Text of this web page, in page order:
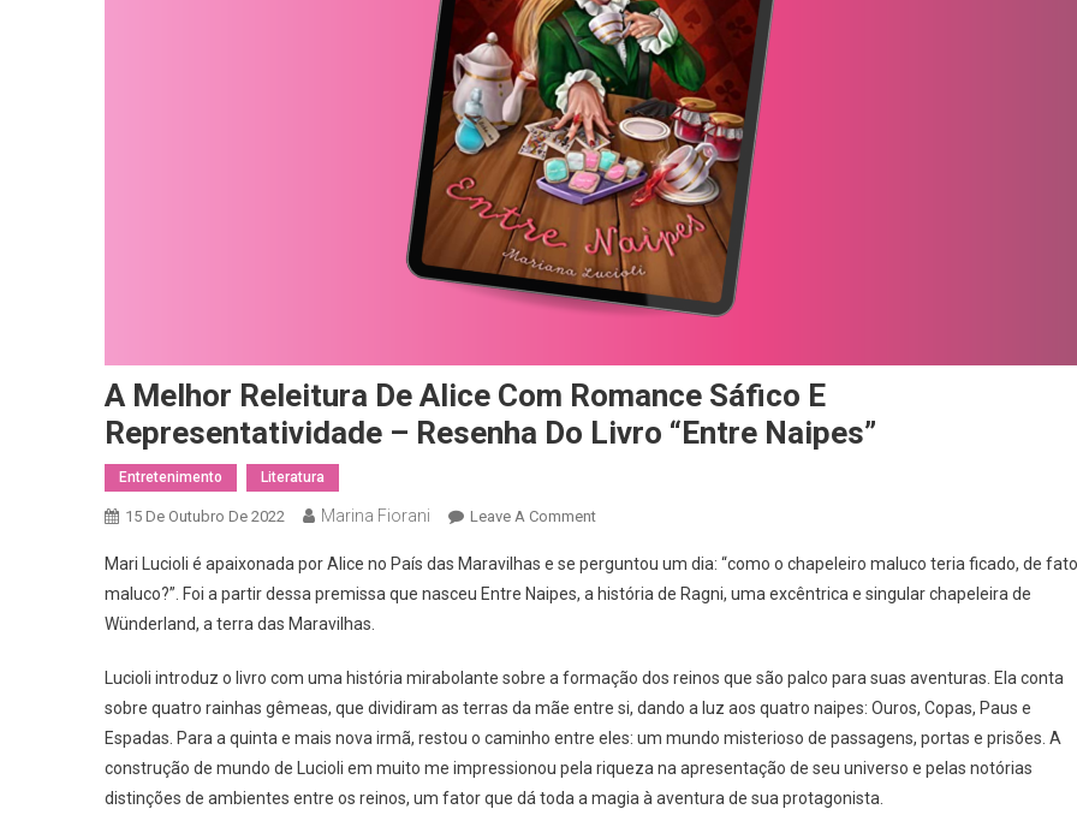
A Melhor Releitura De Alice Com Romance Sáfico E
Representatividade – Resenha Do Livro “Entre Naipes”
Entretenimento Literatura
15 De Outubro De 2022 Marina Fiorani Leave A CommentOn
Melhor
Releitura
Com
Romance
Sáfico
E
Representatividade
Mari Lucioli é apaixonada por Alice no País das Maravilhas e se perguntou um dia: “como o chapeleiro maluco teria ficado, de
maluco?”. Foi a partir dessa premissa que nasceu Entre Naipes, a história de Ragni, uma excêntrica e singular chapeleira de
Wünderland, a terra das Maravilhas.
Lucioli introduz o livro com uma história mirabolante sobre a formação dos reinos que são palco para suas aventuras. Ela conta
sobre quatro rainhas gêmeas, que dividiram as terras da mãe entre si, dando a luz aos quatro naipes: Ouros, Copas, Paus e
Espadas. Para a quinta e mais nova irmã, restou o caminho entre eles: um mundo misterioso de passagens, portas e prisões. A
construção de mundo de Lucioli em muito me impressionou pela riqueza na apresentação de seu universo e pelas notórias
distinções de ambientes entre os reinos, um fator que dá toda a magia à aventura de sua protagonista.